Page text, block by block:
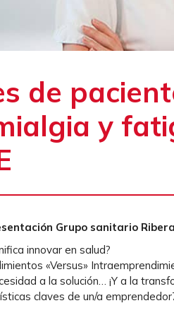
de
y
Grupo sanitario Ribera
innovar en salud?
«Versus»
a la solución… ¡Y a la
claves de un/a